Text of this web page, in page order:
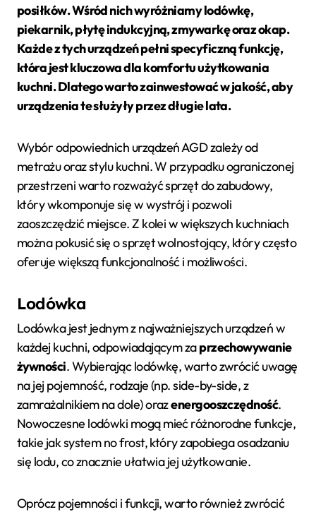
posiłków. Wśród nich wyróżniamylodówkę,
piekarnik,płytę indukcyjną,zmywarkęorazokap.
Każde z tych urządzeń pełni specyficzną funkcję,
która jest kluczowa dla komfortu użytkowania
kuchni. Dlatego warto zainwestować w jakość, aby
urządzenia te służyły przez długie lata.
Wybór odpowiednich urządzeń AGD zależy od
metrażu oraz stylu kuchni. W przypadku ograniczonej
przestrzeni warto rozważyć sprzęt do zabudowy,
który wkomponuje się w wystrój i pozwoli
zaoszczędzić miejsce. Z kolei w większych kuchniach
można pokusić się o sprzęt wolnostojący, który często
oferuje większą funkcjonalność i możliwości.
Lodówka
Lodówka jest jednym z najważniejszych urządzeń w
każdej kuchni, odpowiadającym zaprzechowywanie
żywności. Wybierając lodówkę, warto zwrócić uwagę
na jej pojemność, rodzaje (np. side-by-side, z
zamrażalnikiem na dole) orazenergooszczędność.
Nowoczesne lodówki mogą mieć różnorodne funkcje,
takie jak system no frost, który zapobiega osadzaniu
się lodu, co znacznie ułatwia jej użytkowanie.
Oprócz pojemności i funkcji, warto również zwrócić